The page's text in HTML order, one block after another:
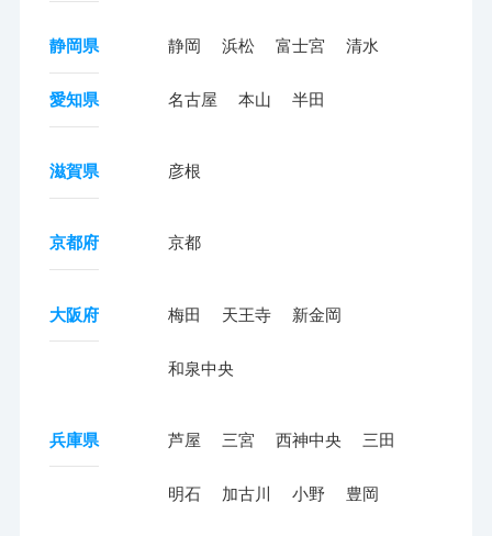
静岡県 静岡 浜松 富士宮 清水
愛知県 名古屋 本山 半田
滋賀県 彦根
京都府 京都
大阪府 梅田 天王寺 新金岡
和泉中央
兵庫県 芦屋 三宮 西神中央 三田
明石 加古川 小野 豊岡